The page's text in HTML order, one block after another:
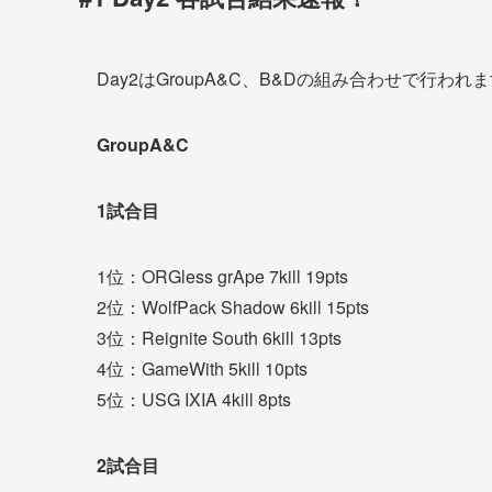
Day2はGroupA&C、B&Dの組み合わせで行われ
GroupA&C
1試合目
1位：ORGless grApe 7kill 19pts
2位：WolfPack Shadow 6kill 15pts
3位：Reignite South 6kill 13pts
4位：GameWith 5kill 10pts
5位：USG IXIA 4kill 8pts
2試合目